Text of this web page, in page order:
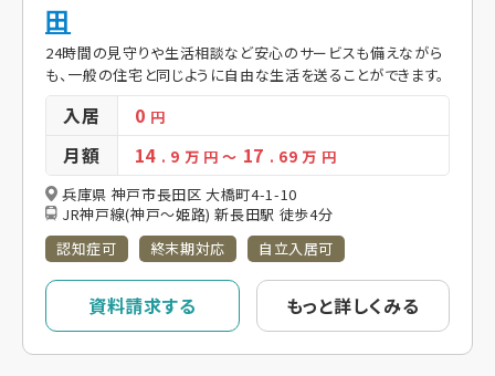
田
24時間の見守りや生活相談など安心のサービスも備えながら
も、一般の住宅と同じように自由な生活を送ることができます。
入居 0 円
月額 14 . 9 万 円～ 17 . 69万 円
兵庫県 神戸市長田区 大橋町4-1-10
JR神戸線(神戸～姫路) 新長田駅 徒歩4分
認知症可
終末期対応 自立入居可
資料請求する もっと詳しくみる